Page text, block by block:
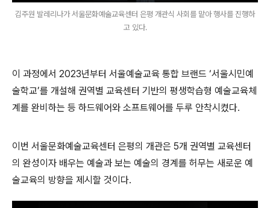
김주원 발레리나가 서울문화예술교육센터 은평 개관식 사회를 맡아 행사를 진행하
고 있다.
이 과정에서 2023년부터 서울예술교육 통합 브랜드 ‘서울시민예
술학교’를 개설해 권역별 교육센터 기반의 평생학습형 예술교육체
계를 완비하는 등 하드웨어와 소프트웨어를 두루 안착시켰다.
이번 서울문화예술교육센터 은평의 개관은 5개 권역별 교육센터
의 완성이자 배우는 예술과 보는 예술의 경계를 허무는 새로운 예
술교육의 방향을 제시할 것이다.